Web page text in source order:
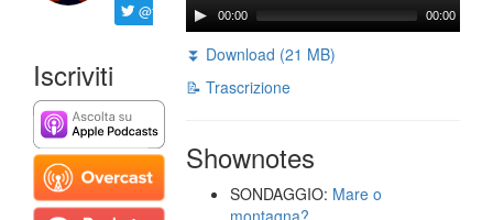
@ftrava
Iscriviti
00:00 00:00
⏬ Download (21 MB)
📝 Trascrizione
Shownotes
SONDAGGIO: Mare o
montagna?